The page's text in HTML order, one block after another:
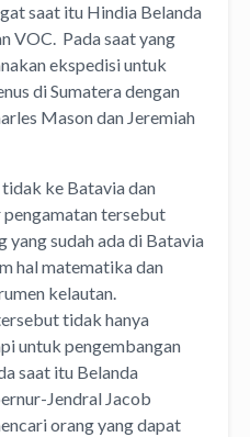
saat itu Hindia Belanda
VOC. Pada saat yang
ekspedisi untuk
di Sumatera dengan
Mason dan Jeremiah
ke Batavia dan
pengamatan tersebut
yang sudah ada di Batavia
hal matematika dan
kelautan.
tidak hanya
untuk pengembangan
saat itu Belanda
Jendral Jacob
orang yang dapat